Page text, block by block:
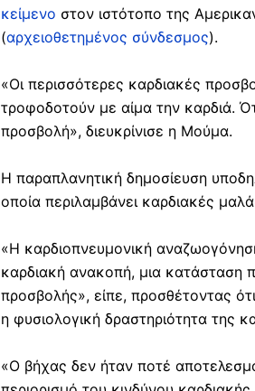
κείμενο στον ιστότοπο της
(αρχειοθετημένος σύνδεσμος).
«Οι περισσότερες καρδιακές
τροφοδοτούν με αίμα την καρδιά.
προσβολή», διευκρίνισε η Μούμα.
Η παραπλανητική δημοσίευση
οποία περιλαμβάνει καρδιακές
«Η καρδιοπνευμονική
καρδιακή ανακοπή, μια κατάσταση
προσβολής», είπε, προσθέτοντας
η φυσιολογική δραστηριότητα της
«Ο βήχας δεν ήταν ποτέ